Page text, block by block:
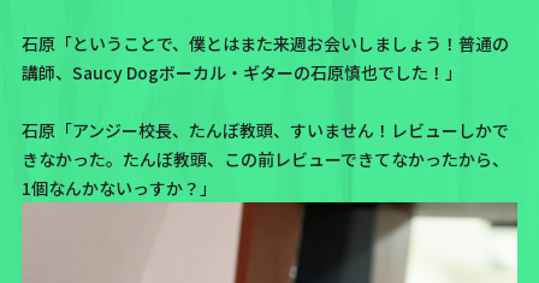
石原「ということで、僕とはまた来週お会いしましょう！普通の
講師、Saucy Dogボーカル・ギターの石原慎也でした！」
石原「アンジー校長、たんぼ教頭、すいません！レビューしかで
きなかった。たんぼ教頭、この前レビューできてなかったから、
1個なんかないっすか？」